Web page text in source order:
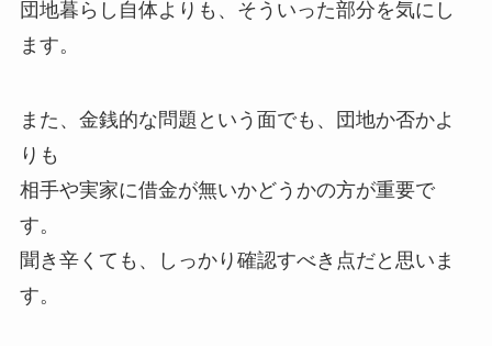
団地暮らし自体よりも、そういった部分を気にし
ます。
また、金銭的な問題という面でも、団地か否かよ
りも
相手や実家に借金が無いかどうかの方が重要で
す。
聞き辛くても、しっかり確認すべき点だと思いま
す。